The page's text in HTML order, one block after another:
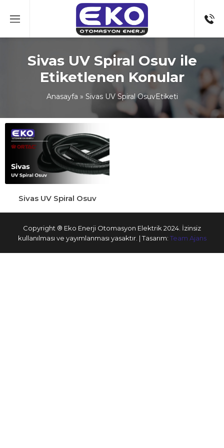
Sivas UV Spiral Osuv ile
Etiketlenen Konular
Anasayfa » Sivas UV Spiral OsuvEtiketi
Sivas UV Spiral Osuv
Copyright ® Eko Enerji Otomasyon Elektrik 2024. İzinsiz
kullanılması ve yayımlanması yasaktır. | Tasarım: Team Ajans